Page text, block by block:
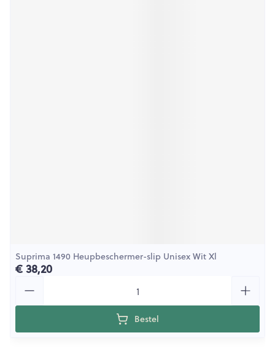
Suprima 1490 Heupbeschermer-slip Unisex Wit Xl
€ 38,20
Bestel